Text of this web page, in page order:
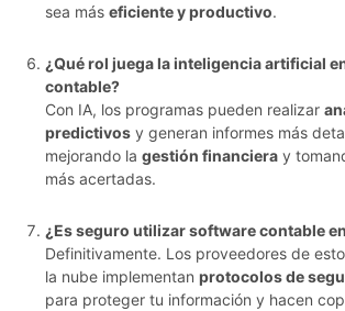
sea más eficiente y productivo.
¿Qué rol juega la inteligencia artificial
contable?
Con IA, los programas pueden realizar
predictivos y generan informes más
mejorando la gestión financiera y
más acertadas.
¿Es seguro utilizar software contable
Definitivamente. Los proveedores de
la nube implementan protocolos de
para proteger tu información y hacen